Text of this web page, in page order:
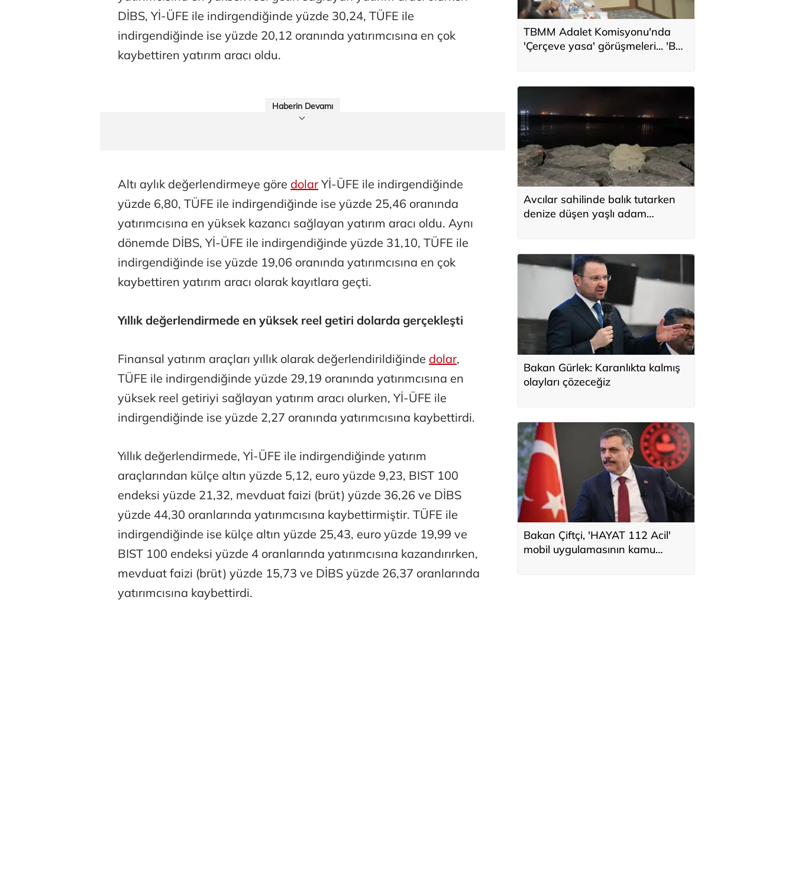
DİBS, Yİ-ÜFE ile indirgendiğinde yüzde 30,24, TÜFE ile
indirgendiğinde ise yüzde 20,12 oranında yatırımcısına en çok
kaybettiren yatırım aracı oldu.
Haberin Devamı
Altı aylık değerlendirmeye göre dolarYİ-ÜFE ile indirgendiğinde
yüzde 6,80, TÜFE ile indirgendiğinde ise yüzde 25,46 oranında
yatırımcısına en yüksek kazancı sağlayan yatırım aracı oldu. Aynı
dönemde DİBS, Yİ-ÜFE ile indirgendiğinde yüzde 31,10, TÜFE ile
indirgendiğinde ise yüzde 19,06 oranında yatırımcısına en çok
kaybettiren yatırım aracı olarak kayıtlara geçti.
Yıllık değerlendirmede en yüksek reel getiri dolarda gerçekleşti
Finansal yatırım araçları yıllık olarak değerlendirildiğinde dolar,
TÜFE ile indirgendiğinde yüzde 29,19 oranında yatırımcısına en
yüksek reel getiriyi sağlayan yatırım aracı olurken, Yİ-ÜFE ile
indirgendiğinde ise yüzde 2,27 oranında yatırımcısına kaybettirdi.
Yıllık değerlendirmede, Yİ-ÜFE ile indirgendiğinde yatırım
araçlarından külçe altın yüzde 5,12, euro yüzde 9,23, BIST 100
endeksi yüzde 21,32, mevduat faizi (brüt) yüzde 36,26 ve DİBS
yüzde 44,30 oranlarında yatırımcısına kaybettirmiştir. TÜFE ile
indirgendiğinde ise külçe altın yüzde 25,43, euro yüzde 19,99 ve
BIST 100 endeksi yüzde 4 oranlarında yatırımcısına kazandırırken,
mevduat faizi (brüt) yüzde 15,73 ve DİBS yüzde 26,37 oranlarında
yatırımcısına kaybettirdi.
TBMM Adalet Komisyonu'nda
'Çerçeve yasa' görüşmeleri... 'Bu
Avcılar sahilinde balık tutarken
denize düşen yaşlı adam
Bakan Gürlek: Karanlıkta kalmış
olayları çözeceğiz
Bakan Çiftçi, 'HAYAT 112 Acil'
mobil uygulamasının kamu